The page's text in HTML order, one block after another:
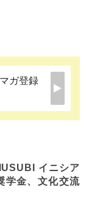
ガ登録
イニシア
学金、文化交流